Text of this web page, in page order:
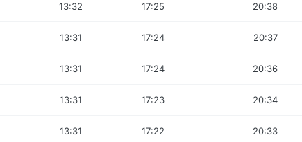
13:32 17:25 20:38
13:31 17:24 20:37
13:31 17:24 20:36
13:31 17:23 20:34
13:31 17:22 20:33